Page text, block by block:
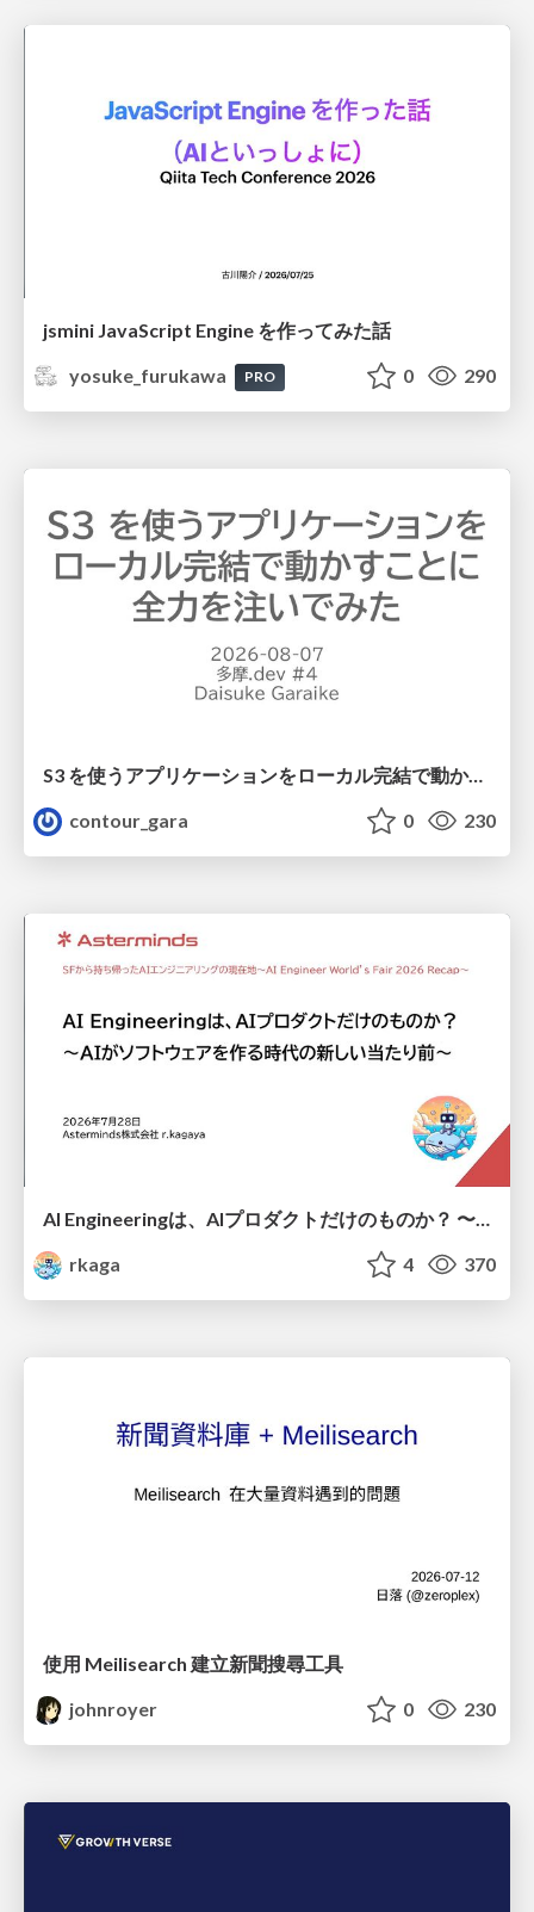
jsmini JavaScript Engine を作ってみた話
yosuke_furukawa
PRO 0 290
S3 を使うアプリケーションをローカル完結で動かすことに全力を注いでみた / Running S3 Apps Offline
contour_gara
0 230
AI Engineeringは、AIプロダクトだけのものか？ 〜AIがソフトウェアを作る時代の新しい当たり前〜 / No AI in your product. AI Engineering in your development.
rkaga
4 370
使用 Meilisearch 建立新聞搜尋工具
johnroyer
0 230